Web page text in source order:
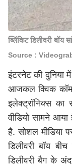
ब्लिंकिट डिलीवरी बॉय
Source :
इंटरनेट की दुनिया
आजकल क्विक
इलेक्ट्रॉनिक्स
वीडियो सामने
है. सोशल मीडिया
डिलीवरी बॉय
डिलीवरी बैग के